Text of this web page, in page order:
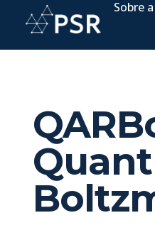
Sobre